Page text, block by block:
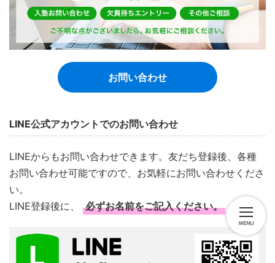
お問い合わせ
LINE公式アカウントでのお問い合わせ
LINEからもお問い合わせできます。友だち登録後、各種
お問い合わせ可能ですので、お気軽にお問い合わせくださ
い。
LINE登録後に、
必ずお名前をご記入ください。